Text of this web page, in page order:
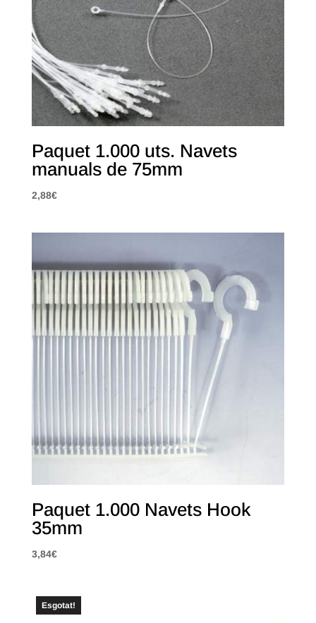
Paquet 1.000 uts. Navets
manuals de 75mm
2,88€
Paquet 1.000 Navets Hook
35mm
3,84€
Esgotat!